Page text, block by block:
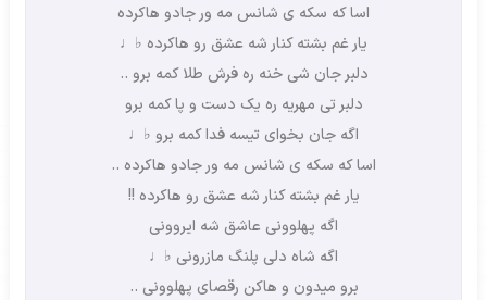
اسا که سکه ی شانس مه ور جادو هاکرده
یار غم بشته کنار شه عشق رو هاکرده ♭♩
دلبر جان شی خنه ره فرش طلا کمه برو ..
دلبر تی مهریه ره یک دست و پا کمه برو
اگه جان بخوای تیسه فدا کمه برو ♭♩
اسا که سکه ی شانس مه ور جادو هاکرده ..
یار غم بشته کنار شه عشق رو هاکرده !!
اگه پهلوونی عاشق شه ایروونی
اگه شاه دلی پلنگ مازرونی ♭♩
برو میدون و هاکن رقصای پهلوونی ..